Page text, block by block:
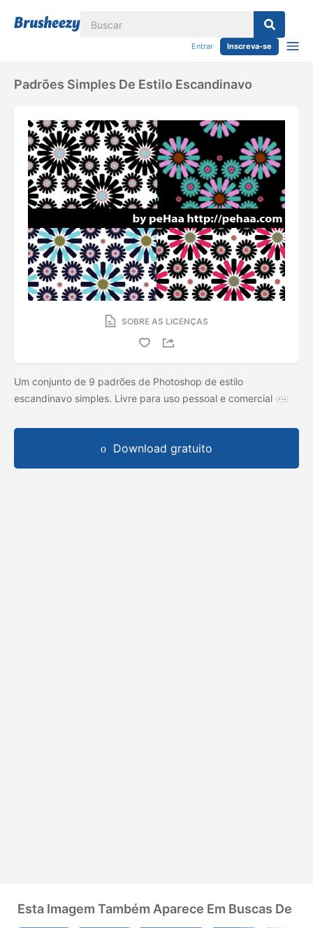
Entrar Inscreva-se
Padrões Simples De Estilo Escandinavo
SOBRE AS LICENÇAS
Um conjunto de 9 padrões de Photoshop de estilo
escandinavo simples. Livre para uso pessoal e comercial
Download gratuito
Esta Imagem Também Aparece Em Buscas De